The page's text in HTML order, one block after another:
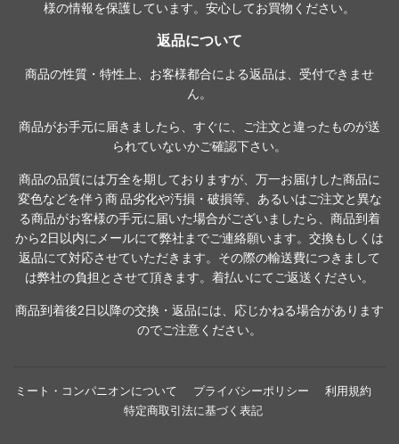
様の情報を保護しています。安心してお買物ください。
返品について
商品の性質・特性上、お客様都合による返品は、受付できませ
ん。
商品がお手元に届きましたら、すぐに、ご注文と違ったものが送
られていないかご確認下さい。
商品の品質には万全を期しておりますが、万一お届けした商品に
変色などを伴う商 品劣化や汚損・破損等、あるいはご注文と異な
る商品がお客様の手元に届いた場合がございましたら、商品到着
から2日以内にメールにて弊社までご連絡願います。交換もしくは
返品にて対応させていただきます。その際の輸送費につきまして
は弊社の負担とさせて頂きます。着払いにてご返送ください。
商品到着後2日以降の交換・返品には、応じかねる場合があります
のでご注意ください。
ミート・コンパニオンについて プライバシーポリシー
利用規約
特定商取引法に基づく表記